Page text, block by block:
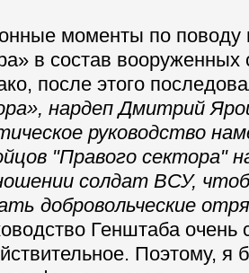
моменты по поводу
в состав
после этого
нардеп Дмитрий
руководство
"Правого сектора"
солдат ВСУ,
добровольческие
Генштаба очень
Поэтому, я